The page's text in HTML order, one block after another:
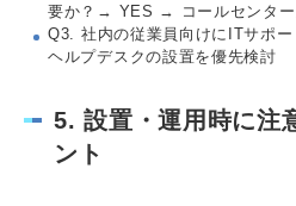
要か？→ YES → コールセンター
Q3. 社内の従業員向けにITサポ
ヘルプデスクの設置を優先検討
5. 設置・運用時に注
ント